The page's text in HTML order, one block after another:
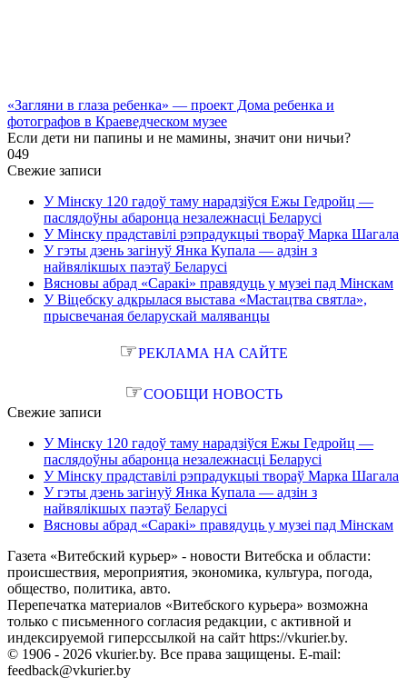
«Загляни в глаза ребенка» — проект Дома ребенка и
фотографов в Краеведческом музее
Если дети ни папины и не мамины, значит они ничьи?
049
Свежие записи
У Мінску 120 гадоў таму нарадзіўся Ежы Гедройц —
паслядоўны абаронца незалежнасці Беларусі
У Мінску прадставілі рэпрадукцыі твораў Марка Шагала
У гэты дзень загінуў Янка Купала — адзін з
найвялікшых паэтаў Беларусі
Вясновы абрад «Саракі» правядуць у музеі пад Мінскам
У Віцебску адкрылася выстава «Мастацтва святла»,
прысвечаная беларускай маляванцы
☞РЕКЛАМА НА САЙТЕ
☞СООБЩИ НОВОСТЬ
Свежие записи
У Мінску 120 гадоў таму нарадзіўся Ежы Гедройц —
паслядоўны абаронца незалежнасці Беларусі
У Мінску прадставілі рэпрадукцыі твораў Марка Шагала
У гэты дзень загінуў Янка Купала — адзін з
найвялікшых паэтаў Беларусі
Вясновы абрад «Саракі» правядуць у музеі пад Мінскам
Газета «Витебский курьер» - новости Витебска и области:
происшествия, мероприятия, экономика, культура, погода,
общество, политика, авто.
Перепечатка материалов «Витебского курьера» возможна
только с письменного согласия редакции, с активной и
индексируемой гиперссылкой на сайт https://vkurier.by.
© 1906 - 2026 vkurier.by. Все права защищены. E-mail:
feedback@vkurier.by